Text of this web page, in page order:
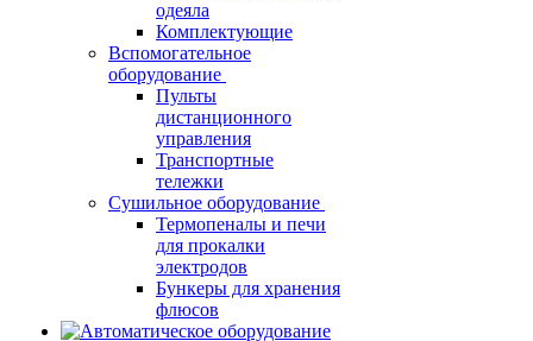
одеяла
Комплектующие
Вспомогательное
оборудование
Пульты
дистанционного
управления
Транспортные
тележки
Сушильное оборудование
Термопеналы и печи
для прокалки
электродов
Бункеры для хранения
флюсов